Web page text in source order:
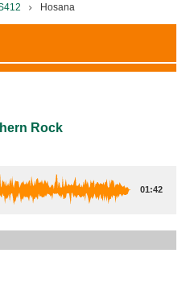
Hosana
Rock
01:42